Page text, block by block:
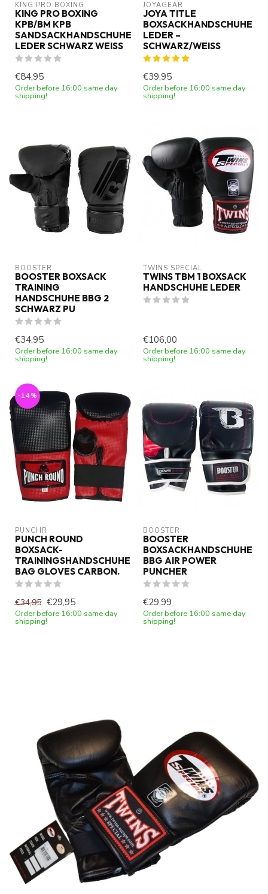
KING PRO BOXING
KING PRO BOXING
KPB/BM KPB
SANDSACKHANDSCHUHE
LEDER SCHWARZ WEISS
€84,95
Order before 16:00 same day
shipping!
JOYAGEAR
JOYA TITLE
BOXSACKHANDSCHUHE
LEDER –
SCHWARZ/WEISS
€39,95
Order before 16:00 same day
shipping!
BOOSTER
BOOSTER BOXSACK
TRAINING
HANDSCHUHE BBG 2
SCHWARZ PU
€34,95
Order before 16:00 same day
shipping!
TWINS SPECIAL
TWINS TBM 1 BOXSACK
HANDSCHUHE LEDER
€106,00
Order before 16:00 same day
shipping!
-14%
PUNCHR
PUNCH ROUND
BOXSACK-
TRAININGSHANDSCHUHE
BAG GLOVES CARBON.
€34,95 €29,95
Order before 16:00 same day
shipping!
BOOSTER
BOOSTER
BOXSACKHANDSCHUHE
BBG AIR POWER
PUNCHER
€29,99
Order before 16:00 same day
shipping!